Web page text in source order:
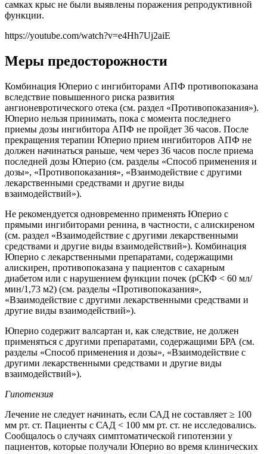
самках крыс не были выявлены поражения репродуктивной
функции.
https://youtube.com/watch?v=e4Hh7Uj2aiE
Меры предосторожности
Комбинация Юперио с ингибиторами АПФ противопоказана
вследствие повышенного риска развития
ангионевротического отека (см. раздел «Противопоказания»).
Юперио нельзя принимать, пока с момента последнего
приемы дозы ингибитора АПФ не пройдет 36 часов. После
прекращения терапии Юперио прием ингибиторов АПФ не
должен начинаться раньше, чем через 36 часов после приема
последней дозы Юперио (см. разделы «Способ применения и
дозы», «Противопоказания», «Взаимодействие с другими
лекарственными средствами и другие виды
взаимодействий»).
Не рекомендуется одновременно применять Юперио с
прямыми ингибиторами ренина, в частности, с алискиреном
(см. раздел «Взаимодействие с другими лекарственными
средствами и другие виды взаимодействий»). Комбинация
Юперио с лекарственными препаратами, содержащими
алискирен, противопоказана у пациентов с сахарным
диабетом или с нарушением функции почек (рСКФ < 60 мл/
мин/1,73 м2) (см. разделы «Противопоказания»,
«Взаимодействие с другими лекарственными средствами и
другие виды взаимодействий»).
Юперио содержит валсартан и, как следствие, не должен
применяться с другими препаратами, содержащими БРА (см.
разделы «Способ применения и дозы», «Взаимодействие с
другими лекарственными средствами и другие виды
взаимодействий»).
Гипотензия
Лечение не следует начинать, если САД не составляет ≥ 100
мм рт. ст. Пациенты с САД < 100 мм рт. ст. не исследовались.
Сообщалось о случаях симптоматической гипотензии у
пациентов, которые получали Юперио во время клинических